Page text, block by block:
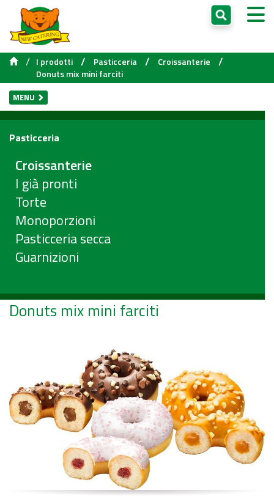
/ I prodotti / Pasticceria / Croissanterie /
Donuts mix mini farciti
MENU
Pasticceria
Croissanterie
I già pronti
Torte
Monoporzioni
Pasticceria secca
Guarnizioni
Donuts mix mini farciti